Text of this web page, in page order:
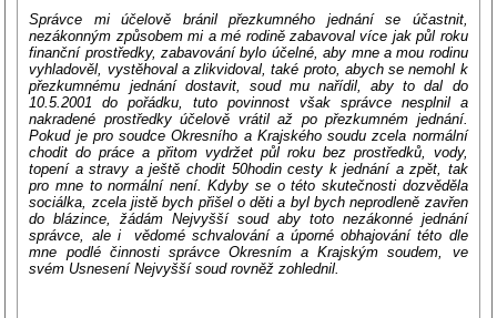
Správce mi účelově bránil přezkumného jednání se účastnit,
nezákonným způsobem mi a mé rodině zabavoval více jak půl roku
finanční prostředky, zabavování bylo účelné, aby mne a mou rodinu
vyhladověl, vystěhoval a zlikvidoval, také proto, abych se nemohl k
přezkumnému jednání dostavit, soud mu nařídil, aby to dal do
10.5.2001 do pořádku, tuto povinnost však správce nesplnil a
nakradené prostředky účelově vrátil až po přezkumném jednání.
Pokud je pro soudce Okresního a Krajského soudu zcela normální
chodit do práce a přitom vydržet půl roku bez prostředků, vody,
topení a stravy a ještě chodit 50hodin cesty k jednání a zpět, tak
pro mne to normální není. Kdyby se o této skutečnosti dozvěděla
sociálka, zcela jistě bych přišel o děti a byl bych neprodleně zavřen
do blázince, žádám Nejvyšší soud aby toto nezákonné jednání
správce, ale i vědomé schvalování a úporné obhajování této dle
mne podlé činnosti správce Okresním a Krajským soudem, ve
svém Usnesení Nejvyšší soud rovněž zohlednil.